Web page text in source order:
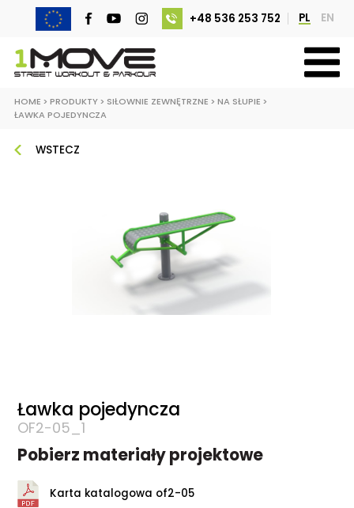
+48 536 253 752 PL EN
HOME > PRODUKTY> SIŁOWNIE ZEWNĘTRZNE > NA SŁUPIE >
ŁAWKA POJEDYNCZA
WSTECZ
Ławka pojedyncza
OF2-05_1
Pobierz materiały projektowe
Karta katalogowa of2-05